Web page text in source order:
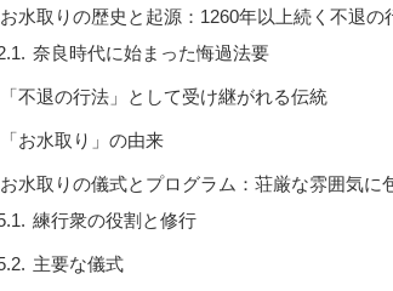
お水取りの歴史と起源：1260年以上続く不退の
奈良時代に始まった悔過法要
「不退の行法」として受け継がれる伝統
「お水取り」の由来
お水取りの儀式とプログラム：荘厳な雰囲気に
練行衆の役割と修行
主要な儀式